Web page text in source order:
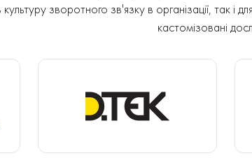
зворотного зв'язку в організації, так і
кастомізовані